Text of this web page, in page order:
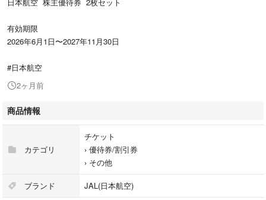
有効期限
2026年6月1日〜2027年11月30日
#日本航空
2ヶ月前
商品情報
カテゴリ
チケット
› 優待券/割引券
› その他
ブランド JAL(日本航空)